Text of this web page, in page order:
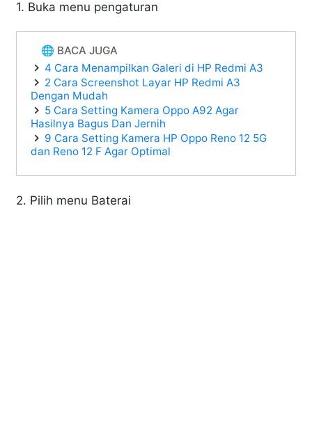
1. Buka menu pengaturan
🌐 BACA JUGA
4 Cara Menampilkan Galeri di HP Redmi A3
2 Cara Screenshot Layar HP Redmi A3
Dengan Mudah
5 Cara Setting Kamera Oppo A92 Agar
Hasilnya Bagus Dan Jernih
9 Cara Setting Kamera HP Oppo Reno 12 5G
dan Reno 12 F Agar Optimal
2. Pilih menu Baterai